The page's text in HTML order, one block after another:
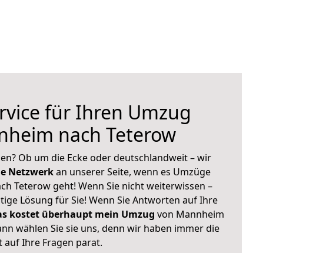
für Ihren Umzug
nach Teterow
Ob um die Ecke oder deutschlandweit – wir
Netzwerkan unserer Seite, wenn es Umzüge
Teterow geht! Wenn Sie nicht weiterwissen –
Lösung für Sie! Wenn Sie Antworten auf Ihre
kostet überhaupt mein Umzug von Mannheim
wählen Sie sie uns, denn wir haben immer die
auf Ihre Fragen parat.